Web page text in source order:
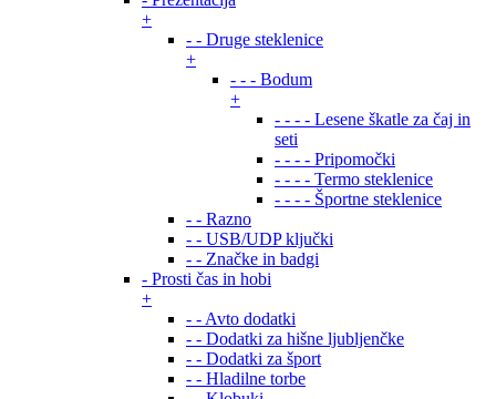
+
- - Druge steklenice
+
- - - Bodum
+
- - - - Lesene škatle za čaj in
seti
- - - - Pripomočki
- - - - Termo steklenice
- - - - Športne steklenice
- - Razno
- - USB/UDP ključki
- - Značke in badgi
- Prosti čas in hobi
+
- - Avto dodatki
- - Dodatki za hišne ljubljenčke
- - Dodatki za šport
- - Hladilne torbe